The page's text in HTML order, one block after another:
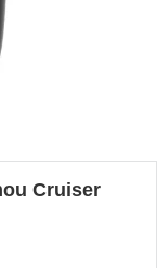
Cruiser